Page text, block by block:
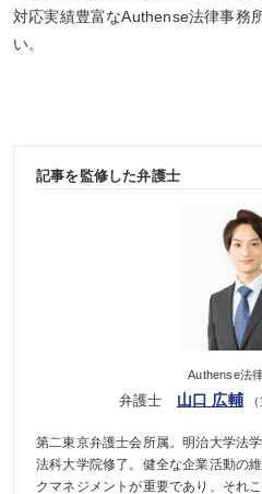
対応実績豊富なAuthense法律事務
い。
記事を監修した弁護士
Authense法
弁護士 山口 広輔
第二東京弁護士会所属。明治大学法
法科大学院修了。健全な企業活動の
クマネジメントが重要であり、それ